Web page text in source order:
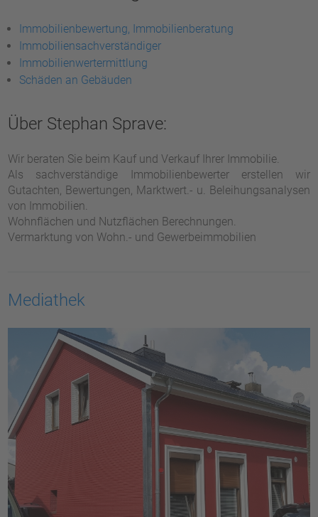
Immobilienbewertung, Immobilienberatung
Immobiliensachverständiger
Immobilienwertermittlung
Schäden an Gebäuden
Über Stephan Sprave:
Wir beraten Sie beim Kauf und Verkauf Ihrer Immobilie.
Als sachverständige Immobilienbewerter erstellen wir
Gutachten, Bewertungen, Marktwert.- u. Beleihungsanalysen
von Immobilien.
Wohnflächen und Nutzflächen Berechnungen.
Vermarktung von Wohn.- und Gewerbeimmobilien
Mediathek